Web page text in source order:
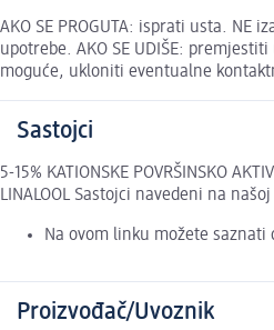
AKO SE PROGUTA: isprati usta.
upotrebe. AKO SE UDIŠE:
moguće, ukloniti eventualne
Sastojci
5-15% KATIONSKE POVRŠINSKO
LINALOOL Sastojci navedeni na
Na ovom linku možete saznati
Proizvođač/Uvoznik